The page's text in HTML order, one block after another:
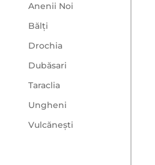
Anenii Noi
Bălţi
Drochia
Dubăsari
Taraclia
Ungheni
Vulcăneşti